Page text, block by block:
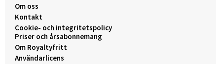
Om oss
Kontakt
Cookie- och integritetspolicy
Priser och årsabonnemang
Om Royaltyfritt
Användarlicens